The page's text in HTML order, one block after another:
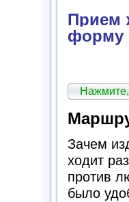
Прием
форму
Зачем
ходит
против
было